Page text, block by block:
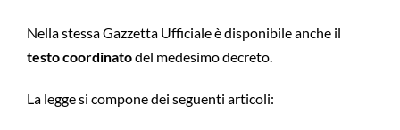
Nella stessa Gazzetta Ufficiale è disponibile anche il
testo coordinatodel medesimo decreto.
La legge si compone dei seguenti articoli: